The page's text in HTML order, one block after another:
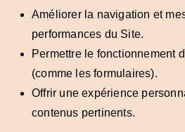
Améliorer la navigation et
performances du Site.
Permettre le fonctionnement
(comme les formulaires).
Offrir une expérience
contenus pertinents.